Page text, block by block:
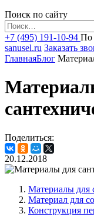
Поиск по сайту
Найти:
+7 (495) 191-10-94 По
sanusel.ru Заказать
ГлавнаяБлог
Поделиться:
20.12.2018
Материалы для
Материал для
Конструкция